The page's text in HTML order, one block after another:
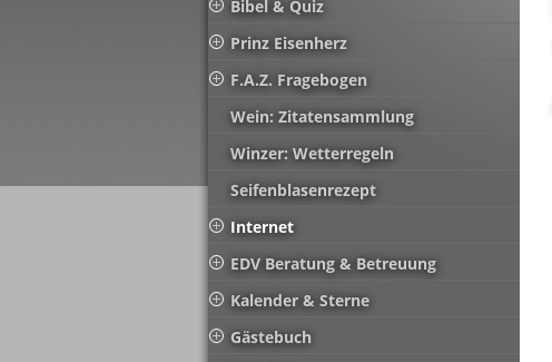
Bibel & Quiz
Prinz Eisenherz
F.A.Z. Fragebogen
Wein: Zitatensammlung
Winzer: Wetterregeln
Seifenblasenrezept
Internet
EDV Beratung & Betreuung
Kalender & Sterne
Gästebuch